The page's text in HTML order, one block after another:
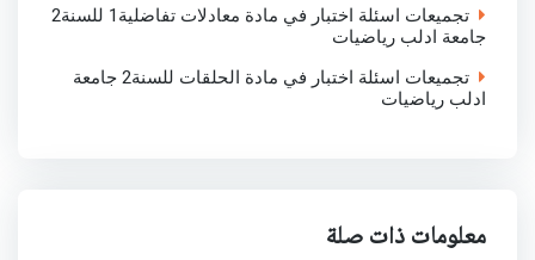
تجميعات اسئلة اختبار في مادة معادلات تفاضلية1 للسنة2
جامعة ادلب رياضيات
تجميعات اسئلة اختبار في مادة الحلقات للسنة2 جامعة
ادلب رياضيات
معلومات ذات صلة